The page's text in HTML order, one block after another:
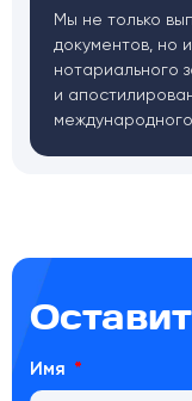
Мы не только
документов, но
нотариального
и
Имя